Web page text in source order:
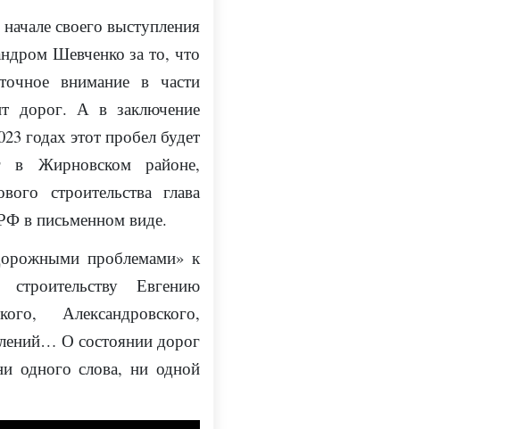
своего выступления
Шевченко за то, что
внимание в части
дорог. А в заключение
годах этот пробел будет
в Жирновском районе,
строительства глава
в письменном виде.
проблемами» к
Евгению
Александровского,
О состоянии дорог
одного слова, ни одной